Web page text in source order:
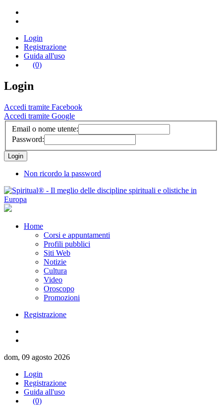
Login
Registrazione
Guida all'uso
(0)
Login
Accedi tramite Facebook
Accedi tramite Google
Email o nome utente:
Password:
Non ricordo la password
Home
Corsi e appuntamenti
Profili pubblici
Siti Web
Notizie
Cultura
Video
Oroscopo
Promozioni
Registrazione
dom, 09 agosto 2026
Login
Registrazione
Guida all'uso
(0)